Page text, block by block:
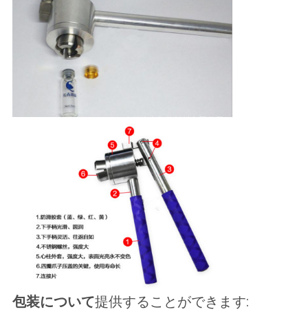
包装について提供することができます: